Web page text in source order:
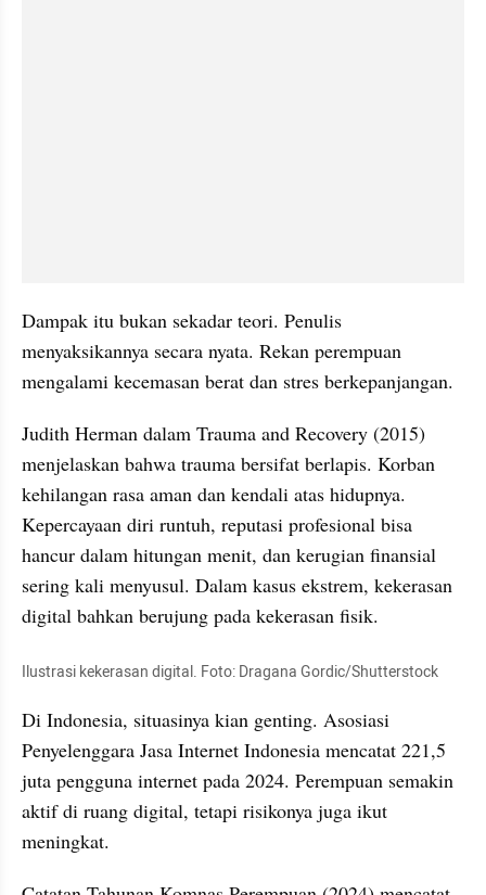
Dampak itu bukan sekadar teori. Penulis
menyaksikannya secara nyata. Rekan perempuan
mengalami kecemasan berat dan stres berkepanjangan.
Judith Herman dalam Trauma and Recovery (2015)
menjelaskan bahwa trauma bersifat berlapis. Korban
kehilangan rasa aman dan kendali atas hidupnya.
Kepercayaan diri runtuh, reputasi profesional bisa
hancur dalam hitungan menit, dan kerugian finansial
sering kali menyusul. Dalam kasus ekstrem, kekerasan
digital bahkan berujung pada kekerasan fisik.
Ilustrasi kekerasan digital. Foto: Dragana Gordic/Shutterstock
Di Indonesia, situasinya kian genting. Asosiasi
Penyelenggara Jasa Internet Indonesia mencatat 221,5
juta pengguna internet pada 2024. Perempuan semakin
aktif di ruang digital, tetapi risikonya juga ikut
meningkat.